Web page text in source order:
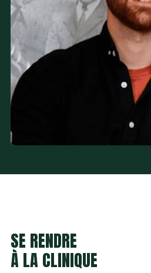
Douleurs et blessures communes
Blessures traumatiques
Suivis post-opératoires aux
Positionnement cycliste
Puncture physiothérapique avec
Réadaptation spécialisée pour
SE RENDRE
À LA CLINIQUE